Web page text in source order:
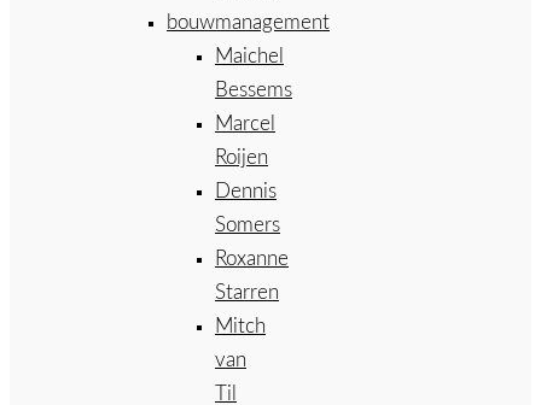
bouwmanagement
Maichel
Bessems
Marcel
Roijen
Dennis
Somers
Roxanne
Starren
Mitch
van
Til